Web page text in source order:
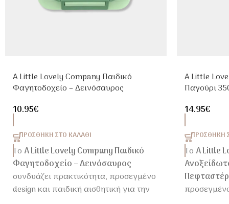
A Little Lovely Company Παιδικό
Φαγητοδοχείο – Δεινόσαυρος
10.95€
ΠΡΟΣΘΉΚΗ ΣΤΟ ΚΑΛΆΘΙ
Το A Little Lovely Company Παιδικό
Φαγητοδοχείο – Δεινόσαυρος
συνδυάζει πρακτικότητα, προσεγμένο
design και παιδική αισθητική για την
A Little
Παγούρι
14.95€
ΠΡΟΣΘΉΚΗ
Το A Little